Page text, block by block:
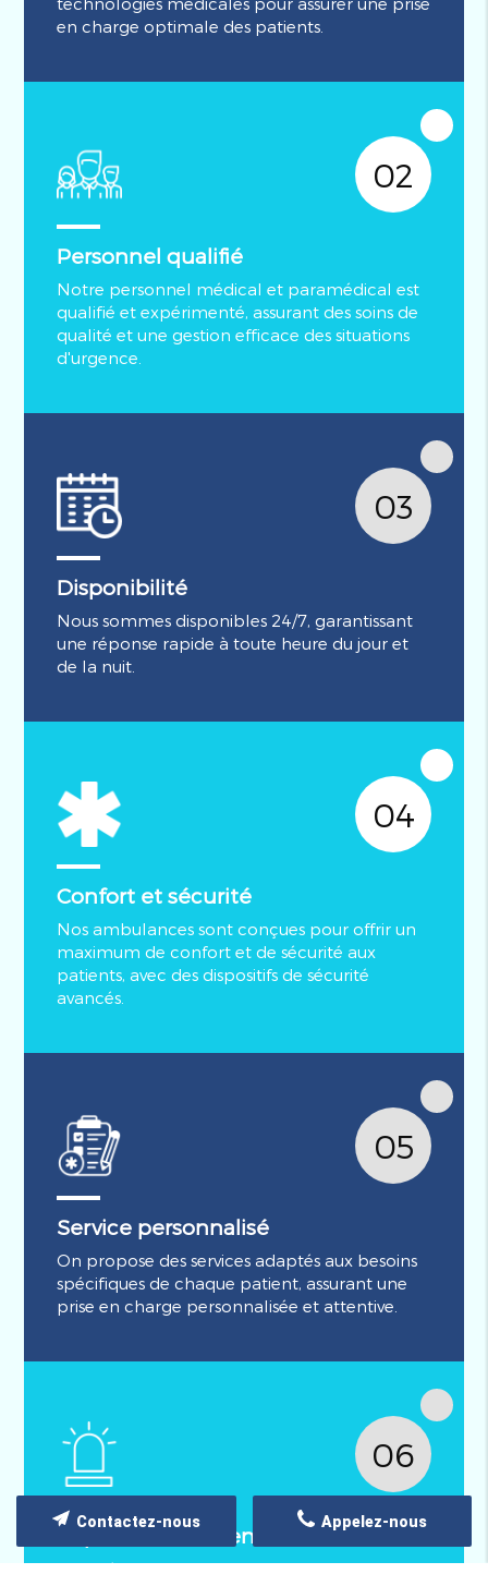
en charge optimale des patients.
02
Personnel qualifié
Notre personnel médical et paramédical est
qualifié et expérimenté, assurant des soins de
qualité et une gestion efficace des situations
d'urgence.
03
Disponibilité
Nous sommes disponibles 24/7, garantissant
une réponse rapide à toute heure du jour et
de la nuit.
04
Confort et sécurité
Nos ambulances sont conçues pour offrir un
maximum de confort et de sécurité aux
patients, avec des dispositifs de sécurité
avancés.
05
Service personnalisé
On propose des services adaptés aux besoins
spécifiques de chaque patient, assurant une
prise en charge personnalisée et attentive.
06
Rapidité d'intervention
Grâce à une flotte moderne et bien
Appelez-nous
Contactez-nous